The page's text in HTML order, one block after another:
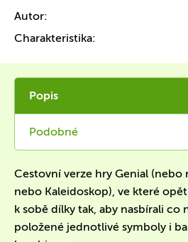
Autor:
Charakteristika:
Popis
Podobné
Cestovní verze hry Genial (nebo
nebo Kaleidoskop), ve které
k sobě dílky tak, aby nasbírali co
položené jednotlivé symboly i